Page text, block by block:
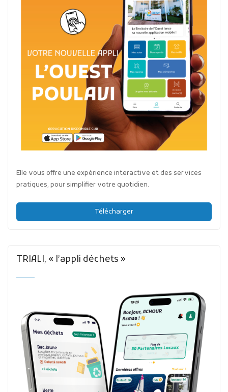
Elle vous offre une expérience interactive et des services
pratiques, pour simplifier votre quotidien.
Télécharger
TRIALI, « l’appli déchets »